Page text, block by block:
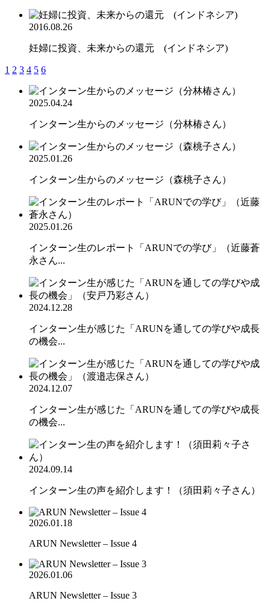
2016.08.26
妊婦に投資、未来からの還元 (インドネシア)
1 2 3 4 5 6
2025.04.24
インターン生からのメッセージ（分林椿さん）
2025.01.26
インターン生からのメッセージ（森桃子さん）
2025.01.26
インターン生のレポート「ARUNでの学び」（近藤蒼
永さん...
2024.12.28
インターン生が感じた「ARUNを通しての学びや成長
の機会...
2024.12.07
インターン生が感じた「ARUNを通しての学びや成長
の機会...
2024.09.14
インターン生の声を紹介します！（須田莉々子さん）
2026.01.18
ARUN Newsletter – Issue 4
2026.01.06
ARUN Newsletter – Issue 3